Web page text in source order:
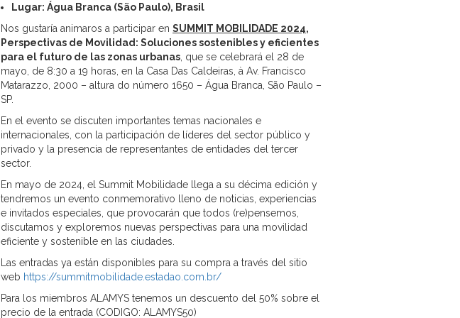
Lugar: Água Branca (São Paulo), Brasil
Nos gustaría animaros a participar en SUMMIT MOBILIDADE 2024,
Perspectivas de Movilidad: Soluciones sostenibles y eficientes
para el futuro de las zonas urbanas , que se celebrará el 28 de
mayo, de 8:30 a 19 horas, en la Casa Das Caldeiras, à Av. Francisco
Matarazzo, 2000 – altura do número 1650 – Água Branca, São Paulo –
SP.
En el evento se discuten importantes temas nacionales e
internacionales, con la participación de líderes del sector público y
privado y la presencia de representantes de entidades del tercer
sector.
En mayo de 2024, el Summit Mobilidade llega a su décima edición y
tendremos un evento conmemorativo lleno de noticias, experiencias
e invitados especiales, que provocarán que todos (re)pensemos,
discutamos y exploremos nuevas perspectivas para una movilidad
eficiente y sostenible en las ciudades.
Las entradas ya están disponibles para su compra a través del sitio
web https://summitmobilidade.estadao.com.br/
Para los miembros ALAMYS tenemos un descuento del 50% sobre el
precio de la entrada (CODIGO: ALAMYS50)